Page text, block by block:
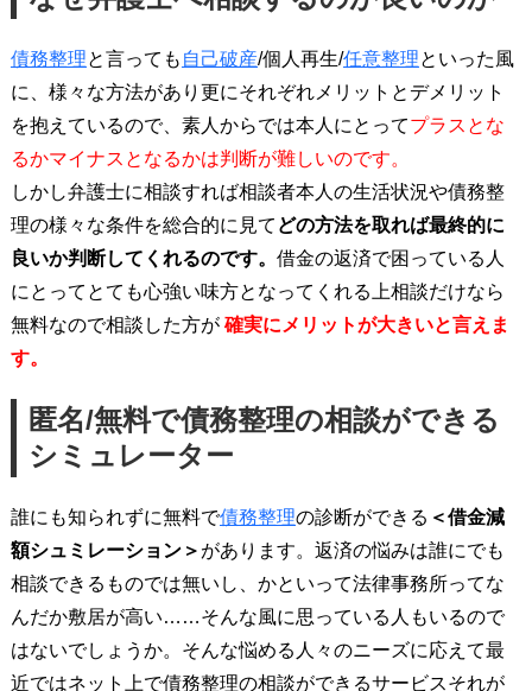
債務整理と言っても 自己破産/個人再生/任意整理といった風
に、様々な方法があり更にそれぞれメリットとデメリット
を抱えているので、素人からでは本人にとってプラスとな
るかマイナスとなるかは判断が難しいのです。
しかし弁護士に相談すれば相談者本人の生活状況や債務整
理の様々な条件を総合的に見て どの方法を取れば最終的に
良いか判断してくれるのです。 借金の返済で困っている人
にとってとても心強い味方となってくれる上相談だけなら
無料なので相談した方が 確実にメリットが大きいと言えま
す。
匿名/無料で債務整理の相談ができる
シミュレーター
誰にも知られずに無料で債務整理の診断ができる ＜借金減
額シュミレーション＞ があります。返済の悩みは誰にでも
相談できるものでは無いし、かといって法律事務所ってな
んだか敷居が高い……そんな風に思っている人もいるので
はないでしょうか。そんな悩める人々のニーズに応えて最
近ではネット上で債務整理の相談ができるサービスそれが